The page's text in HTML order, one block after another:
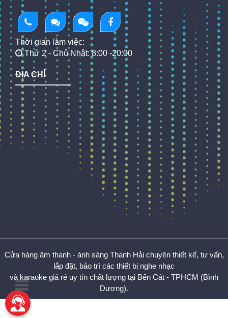
Thời gian làm việc:
Thứ 2 - Chủ Nhật: 8:00 -20:00
ĐỊA CHỈ
Cửa hàng âm thanh - ánh sáng Thanh Hải chuyên thiết kế, tư vấn,
lắp đặt, bảo trì các thiết bị nghe nhạc
và karaoke giá rẻ uy tín chất lượng tại Bến Cát - TPHCM (Bình
Dương).